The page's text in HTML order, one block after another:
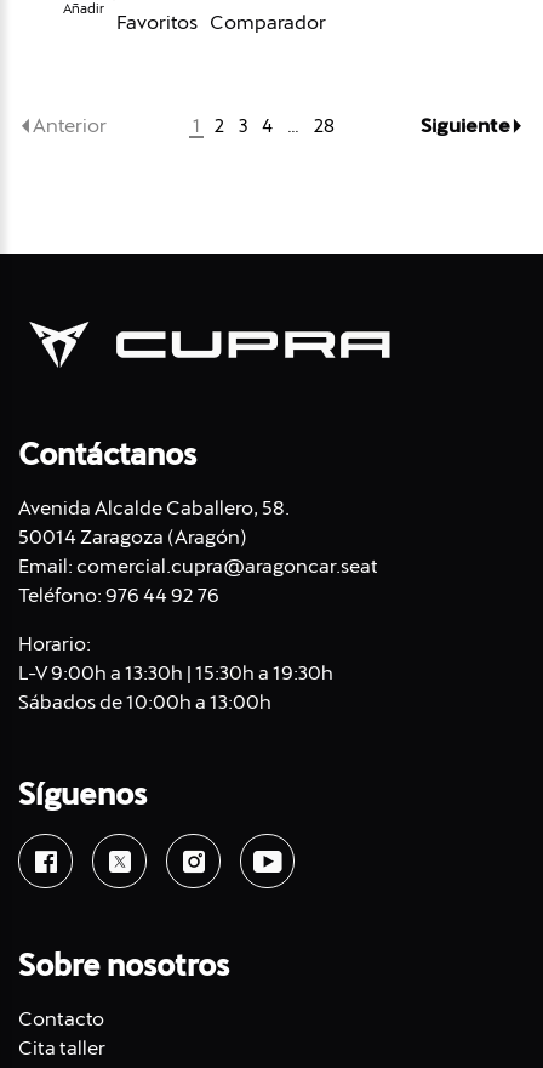
Añadir
Favoritos Comparador
Anterior 1 2 3 4 28 Siguiente
Contáctanos
Avenida Alcalde Caballero, 58.
50014 Zaragoza (Aragón)
Email: comercial.cupra@aragoncar.seat
Teléfono: 976 44 92 76
Horario:
L-V 9:00h a 13:30h | 15:30h a 19:30h
Sábados de 10:00h a 13:00h
Síguenos
Sobre nosotros
Contacto
Cita taller